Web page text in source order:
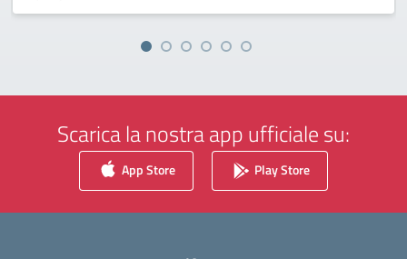
Scarica la nostra app ufficiale su:
App Store Play Store